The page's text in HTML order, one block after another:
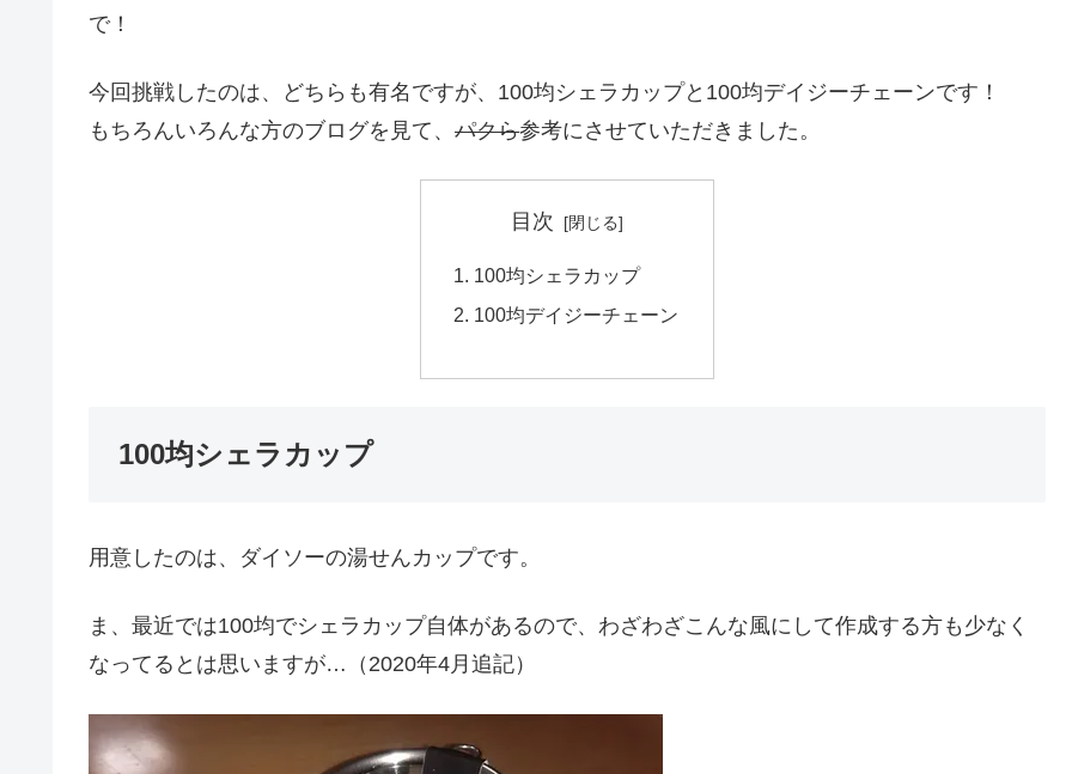
で！
今回挑戦したのは、どちらも有名ですが、100均シェラカップと100均デイジーチェーンです！
もちろんいろんな方のブログを見て、 パクら参考にさせていただきました。
目次
100均シェラカップ
100均デイジーチェーン
100均シェラカップ
用意したのは、ダイソーの湯せんカップです。
ま、最近では100均でシェラカップ自体があるので、わざわざこんな風にして作成する方も少なく
なってるとは思いますが…（2020年4月追記）